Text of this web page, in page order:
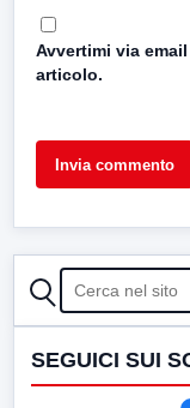
Avvertimi via
articolo.
CERCA
SEGUICI SUI